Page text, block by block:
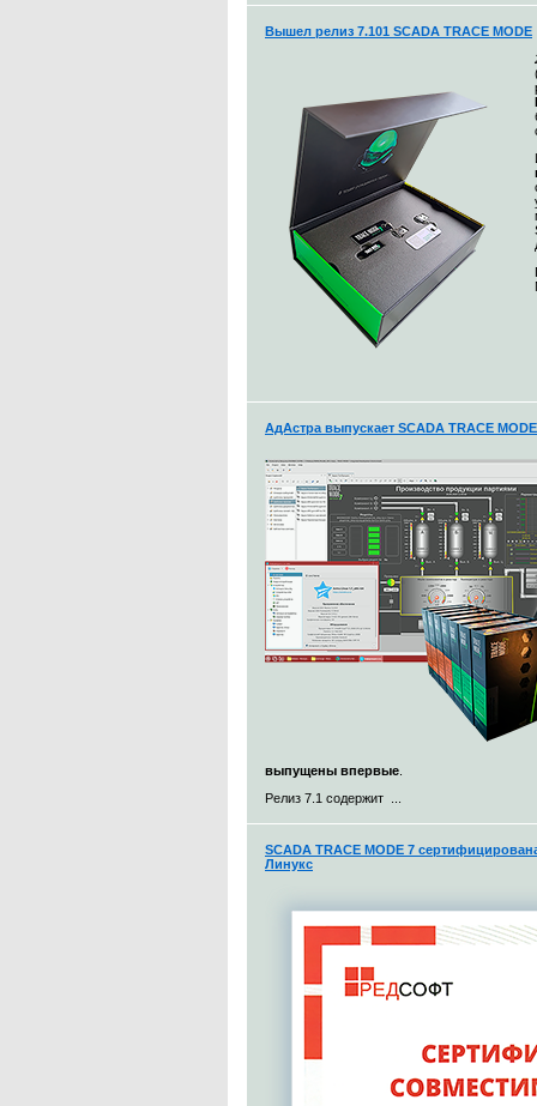
Вышел релиз 7.101 SCADA TRACE MODE
АдАстра выпускает SCADA TRACE
выпущены впервые
Релиз 7.1 содержит ...
SCADA TRACE MODE 7
Линукс